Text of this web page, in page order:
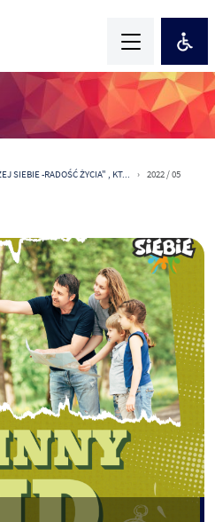
SIEBIE -RADOŚĆ ŻYCIA" , KT...
2022 / 05